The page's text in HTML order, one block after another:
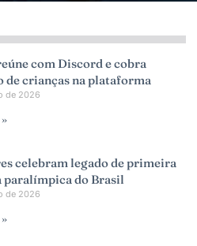
com Discord e cobra
de crianças na plataforma
de 2026
celebram legado de primeira
paralímpica do Brasil
de 2026